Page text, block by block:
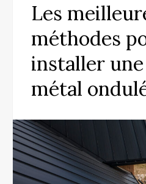
Les
méthodes
installer
métal